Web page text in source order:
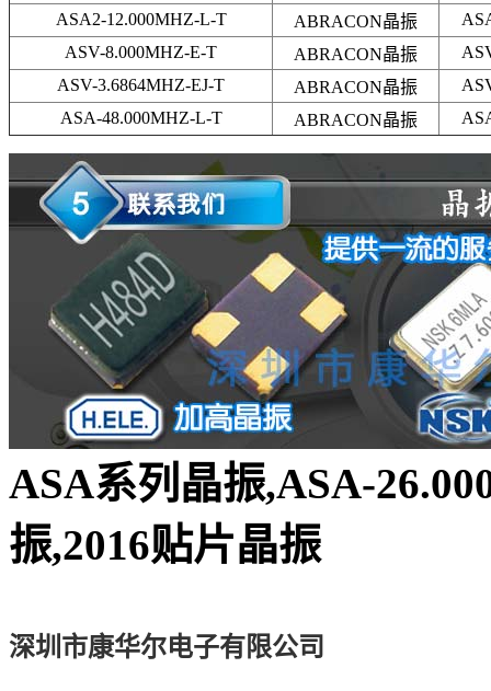
ASA2-12.000MHZ-L-T
ABRACON晶振
ASV-8.000MHZ-E-T
ABRACON晶振
ASV-3.6864MHZ-EJ-T
ABRACON晶振
ASA-48.000MHZ-L-T
ABRACON晶振
ASA系列晶振,ASA-
振,2016贴片晶振
深圳市康华尔电子有限公司